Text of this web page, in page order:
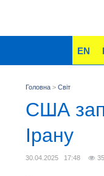
EN
Головна > Світ
США
Ірану
30.04.2025 17:48